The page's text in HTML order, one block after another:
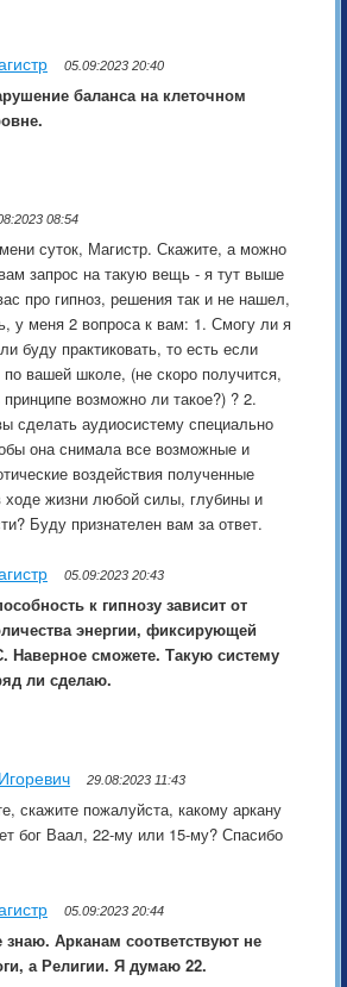
05.09:2023 20:40
баланса на клеточном
08:54
суток, Магистр. Скажите, а можно
запрос на такую вещь - я тут выше
про гипноз, решения так и не нашел,
у меня 2 вопроса к вам: 1. Смогу ли я
буду практиковать, то есть если
вашей школе, (не скоро получится,
возможно ли такое?) ? 2.
сделать аудиосистему специально
она снимала все возможные и
воздействия полученные
ходе жизни любой силы, глубины и
Буду признателен вам за ответ.
05.09:2023 20:43
к гипнозу зависит от
энергии, фиксирующей
Наверное сможете. Такую систему
ли сделаю.
29.08:2023 11:43
скажите пожалуйста, какому аркану
бог Ваал, 22-му или 15-му? Спасибо
05.09:2023 20:44
знаю. Арканам соответствуют не
а Религии. Я думаю 22.